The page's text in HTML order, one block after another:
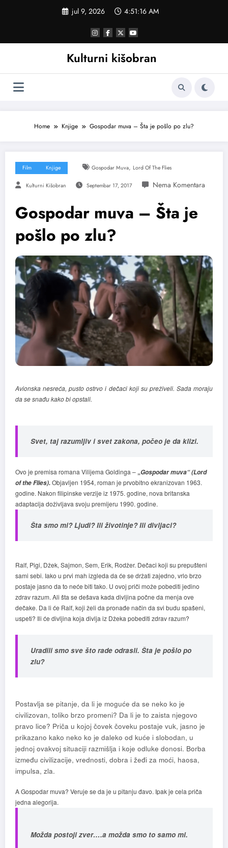
jul 9, 2026 4:51:17 AM
Kulturni kišobran
Home Knjige Gospodar muva – Šta je pošlo po zlu?
Film Knjige Gospodar Muva, Lord Of The Flies
Kulturni Kišobran Septembar 17, 2017
Gospodar muva – Šta je
pošlo po zlu?
Avionska nesreća, pusto ostrvo i dečaci koji su preživeli. Sada moraju
da se snađu kako bi opstali.
Svet, taj razumljiv i svet zakona, počeo je da klizi.
Ovo je premisa romana Vilijema Goldinga –„Gospodar muva“(Lord
of the Flies).Objavljen 1954, roman je prvobitno ekranizovan 1963.
godine. Nakon filipinske verzije iz 1975. godine, nova britanska
adaptacija doživljava svoju premijeru 1990. godine.
Šta smo mi? Ljudi? Ili životinje? Ili divljaci?
Ralf, Pigi, Džek, Sajmon, Sem, Erik, Rodžer. Dečaci koji su prepušteni
sami sebi. Iako u prvi mah izgleda da će se držati zajedno, vrlo brzo
postaje jasno da to neće biti tako. U ovoj priči može pobediti jedino
zdrav razum. Ali šta se dešava kada divljina počne da menja ove
dečake. Da li će Ralf, koji želi da pronađe način da svi budu spašeni,
uspeti? Ili će divljina koja divlja iz Džeka pobediti zdrav razum?
Uradili smo sve što rade odrasli. Šta je pošlo po
zlu?
Postavlja se pitanje, da li je moguće da se neko ko je
civilizovan, toliko brzo promeni? Da li je to zaista njegovo
pravo lice? Priča u kojoj čovek čoveku postaje vuk, jasno je
prikazano kako neko ko je daleko od kuće i slobodan, u
jednoj ovakvoj situaciji razmišlja i koje odluke donosi. Borba
između civilizacije, vrednosti, dobra i žeđi za moći, haosa,
impulsa, zla.
A Gospodar muva? Veruje se da je u pitanju đavo. Ipak je cela priča
jedna alegorija.
Možda postoji zver….a možda smo to samo mi.